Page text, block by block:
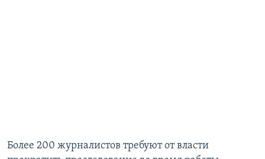
Более 200 журналистов требуют от власти